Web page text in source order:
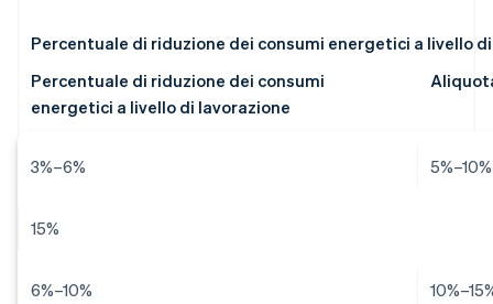
Percentuale di riduzione dei consumi energetici a livello
Percentuale di riduzione dei consumi
energetici a livello di lavorazione
3%–6% 5%–10%
15%
6%–10%